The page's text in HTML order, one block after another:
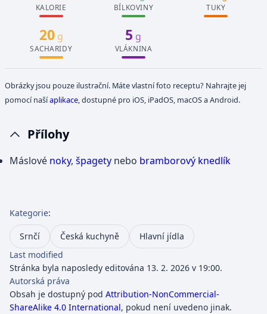
KALORIE BÍLKOVINY TUKY
20g
SACHARIDY
5 g
VLÁKNINA
Obrázky jsou pouze ilustrační. Máte vlastní foto receptu? Nahrajte jej
pomocí našíaplikace, dostupné pro iOS, iPadOS, macOS a Android.
Přílohy
Máslové noky, špagety nebo bramborový knedlík
Kategorie:
Srnčí Česká kuchyně
Hlavní jídla
Last modified
Stránka byla naposledy editována 13. 2. 2026 v 19:00.
Autorská práva
Obsah je dostupný pod Attribution-NonCommercial-
ShareAlike 4.0 International, pokud není uvedeno jinak.